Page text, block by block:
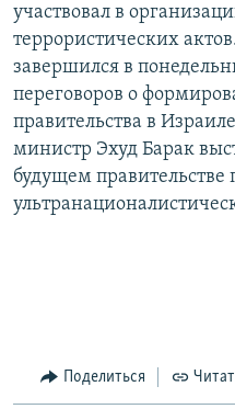
участвовал в
террористических
завершился в
переговоров о
правительства в
министр Эхуд Барак
будущем правительстве
Поделиться